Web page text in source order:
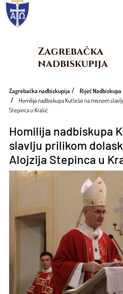
Zagrebačka
nadbiskupija
Zagrebačka nadbiskupija
Riječ Nadbiskupa
Homilija nadbiskupa Kutleše na misnom
Stepinca u Krašić
Homilija nadbiskupa
slavlju prilikom
Alojzija Stepinca u